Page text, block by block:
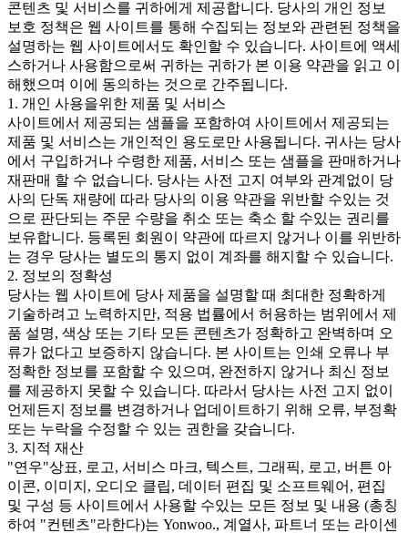
콘텐츠 및 서비스를 귀하에게 제공합니다. 당사의 개인 정보
보호 정책은 웹 사이트를 통해 수집되는 정보와 관련된 정책을
설명하는 웹 사이트에서도 확인할 수 있습니다. 사이트에 액세
스하거나 사용함으로써 귀하는 귀하가 본 이용 약관을 읽고 이
해했으며 이에 동의하는 것으로 간주됩니다.
1. 개인 사용을위한 제품 및 서비스
사이트에서 제공되는 샘플을 포함하여 사이트에서 제공되는
제품 및 서비스는 개인적인 용도로만 사용됩니다. 귀사는 당사
에서 구입하거나 수령한 제품, 서비스 또는 샘플을 판매하거나
재판매 할 수 없습니다. 당사는 사전 고지 여부와 관계없이 당
사의 단독 재량에 따라 당사의 이용 약관을 위반할 수있는 것
으로 판단되는 주문 수량을 취소 또는 축소 할 수있는 권리를
보유합니다. 등록된 회원이 약관에 따르지 않거나 이를 위반하
는 경우 당사는 별도의 통지 없이 계좌를 해지할 수 있습니다.
2. 정보의 정확성
당사는 웹 사이트에 당사 제품을 설명할 때 최대한 정확하게
기술하려고 노력하지만, 적용 법률에서 허용하는 범위에서 제
품 설명, 색상 또는 기타 모든 콘텐츠가 정확하고 완벽하며 오
류가 없다고 보증하지 않습니다. 본 사이트는 인쇄 오류나 부
정확한 정보를 포함할 수 있으며, 완전하지 않거나 최신 정보
를 제공하지 못할 수 있습니다. 따라서 당사는 사전 고지 없이
언제든지 정보를 변경하거나 업데이트하기 위해 오류, 부정확
또는 누락을 수정할 수 있는 권한을 갖습니다.
3. 지적 재산
"연우"상표, 로고, 서비스 마크, 텍스트, 그래픽, 로고, 버튼 아
이콘, 이미지, 오디오 클립, 데이터 편집 및 소프트웨어, 편집
및 구성 등 사이트에서 사용할 수있는 모든 정보 및 내용 (총칭
하여 "컨텐츠"라한다)는 Yonwoo., 계열사, 파트너 또는 라이센